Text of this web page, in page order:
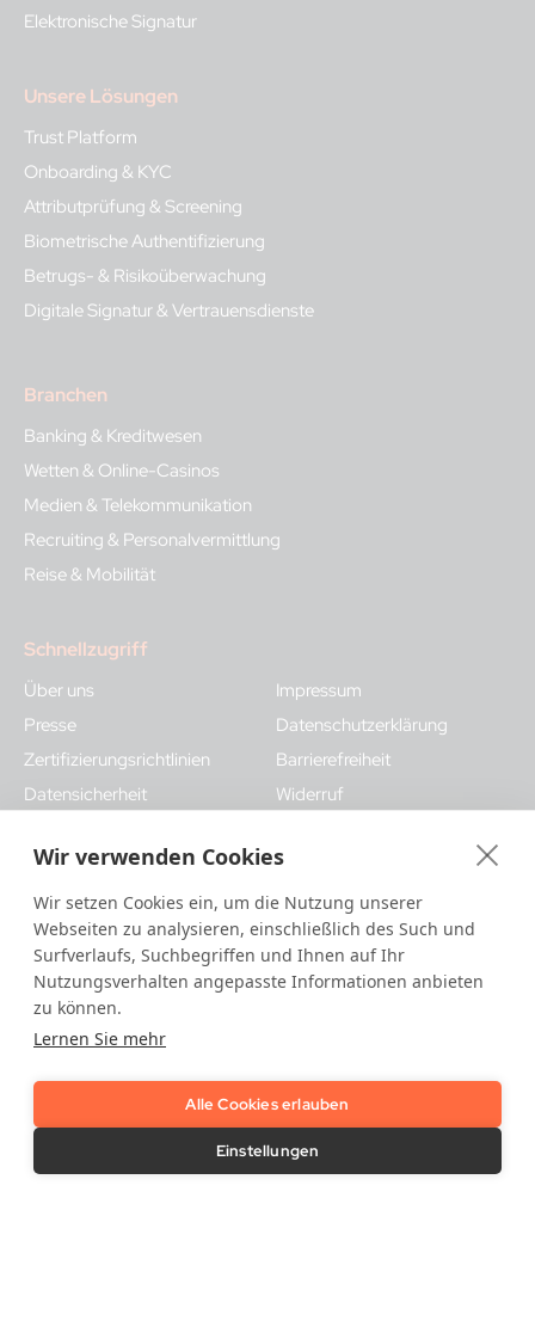
Elektronische Signatur
Unsere Lösungen
Trust Platform
Onboarding & KYC
Attributprüfung & Screening
Biometrische Authentifizierung
Betrugs- & Risikoüberwachung
Digitale Signatur & Vertrauensdienste
Branchen
Banking & Kreditwesen
Wetten & Online-Casinos
Medien & Telekommunikation
Recruiting & Personalvermittlung
Reise & Mobilität
Schnellzugriff
Über uns
Presse
Zertifizierungsrichtlinien
Datensicherheit
FAQ
Release Notes
IDnow Support
Impressum
Datenschutzerklärung
Barrierefreiheit
Widerruf
Statement
LinkedIn YouTube
Wir verwenden Cookies
Wir setzen Cookies ein, um die Nutzung unserer
Webseiten zu analysieren, einschließlich des Such und
Surfverlaufs, Suchbegriffen und Ihnen auf Ihr
Nutzungsverhalten angepasste Informationen anbieten
zu können.
Lernen Sie mehr
Alle Cookies erlauben
Einstellungen